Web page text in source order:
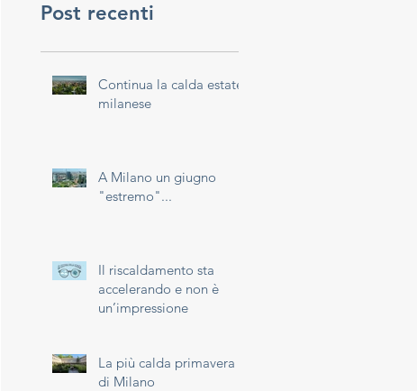
Post recenti
Continua la calda estate
milanese
A Milano un giugno
"estremo"...
Il riscaldamento sta
accelerando e non è
un’impressione
La più calda primavera
di Milano